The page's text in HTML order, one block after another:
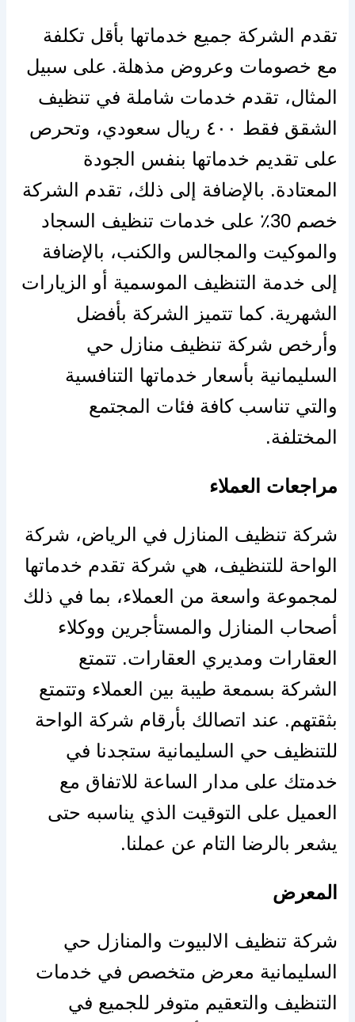
تقدم الشركة جميع خدماتها بأقل تكلفة
مع خصومات وعروض مذهلة. على سبيل
المثال، تقدم خدمات شاملة في تنظيف
الشقق فقط ٤٠٠ ريال سعودي، وتحرص
على تقديم خدماتها بنفس الجودة
المعتادة. بالإضافة إلى ذلك، تقدم الشركة
خصم 30٪ على خدمات تنظيف السجاد
والموكيت والمجالس والكنب، بالإضافة
إلى خدمة التنظيف الموسمية أو الزيارات
الشهرية. كما تتميز الشركة بأفضل
وأرخص شركة تنظيف منازل حي
السليمانية بأسعار خدماتها التنافسية
والتي تناسب كافة فئات المجتمع
المختلفة.
مراجعات العملاء
شركة تنظيف المنازل في الرياض، شركة
الواحة للتنظيف، هي شركة تقدم خدماتها
لمجموعة واسعة من العملاء، بما في ذلك
أصحاب المنازل والمستأجرين ووكلاء
العقارات ومديري العقارات. تتمتع
الشركة بسمعة طيبة بين العملاء وتتمتع
بثقتهم. عند اتصالك بأرقام شركة الواحة
للتنظيف حي السليمانية ستجدنا في
خدمتك على مدار الساعة للاتفاق مع
العميل على التوقيت الذي يناسبه حتى
يشعر بالرضا التام عن عملنا.
المعرض
شركة تنظيف الالبيوت والمنازل حي
السليمانية معرض متخصص في خدمات
التنظيف والتعقيم متوفر للجميع في